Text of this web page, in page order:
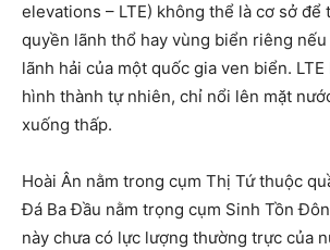
elevations – LTE) không thể là cơ sở để
quyền lãnh thổ hay vùng biển riêng
lãnh hải của một quốc gia ven biển.
hình thành tự nhiên, chỉ nổi lên mặt
xuống thấp.
Hoài Ân nằm trong cụm Thị Tứ thuộc
Đá Ba Đầu nằm trọng cụm Sinh Tồn
này chưa có lực lượng thường trực của